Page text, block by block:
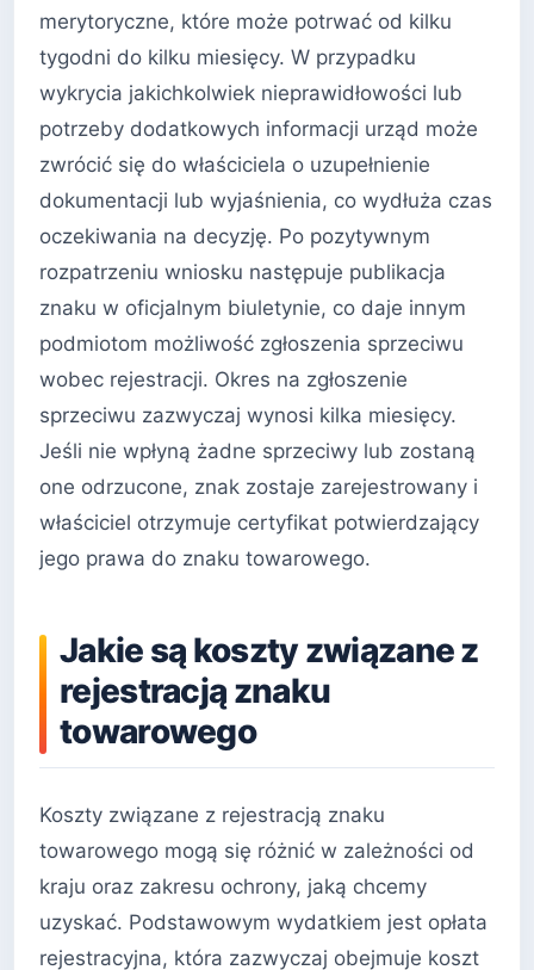
merytoryczne, które może potrwać od kilku
tygodni do kilku miesięcy. W przypadku
wykrycia jakichkolwiek nieprawidłowości lub
potrzeby dodatkowych informacji urząd może
zwrócić się do właściciela o uzupełnienie
dokumentacji lub wyjaśnienia, co wydłuża czas
oczekiwania na decyzję. Po pozytywnym
rozpatrzeniu wniosku następuje publikacja
znaku w oficjalnym biuletynie, co daje innym
podmiotom możliwość zgłoszenia sprzeciwu
wobec rejestracji. Okres na zgłoszenie
sprzeciwu zazwyczaj wynosi kilka miesięcy.
Jeśli nie wpłyną żadne sprzeciwy lub zostaną
one odrzucone, znak zostaje zarejestrowany i
właściciel otrzymuje certyfikat potwierdzający
jego prawa do znaku towarowego.
Jakie są koszty związane z
rejestracją znaku
towarowego
Koszty związane z rejestracją znaku
towarowego mogą się różnić w zależności od
kraju oraz zakresu ochrony, jaką chcemy
uzyskać. Podstawowym wydatkiem jest opłata
rejestracyjna, która zazwyczaj obejmuje koszt